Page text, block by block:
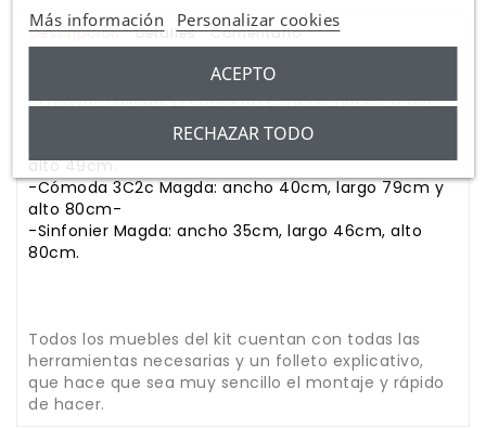
Descripción Detalles Comentario
Los muebles están fabricados en madera de pino de
la mayor calidad. El conjunto está compuesto por:
Mesita De Noche Magda: ancho 35cm, largo 46cm,
alto 49cm.
-Cómoda 3C2c Magda: ancho 40cm, largo 79cm y
alto 80cm-
-Sinfonier Magda: ancho 35cm, largo 46cm, alto
80cm.
Todos los muebles del kit cuentan con todas las
herramientas necesarias y un folleto explicativo,
que hace que sea muy sencillo el montaje y rápido
de hacer.
Más información Personalizar cookies
RECHAZAR TODO
ACEPTO